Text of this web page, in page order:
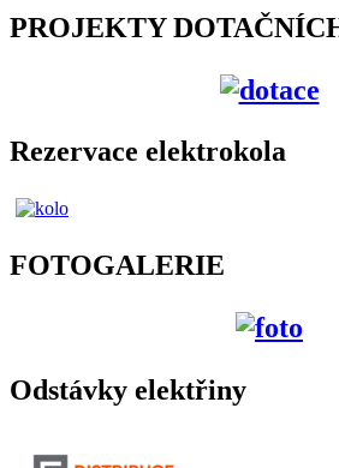
PROJEKTY
Rezervace elektrokola
FOTOGALERIE
Odstávky elektřiny